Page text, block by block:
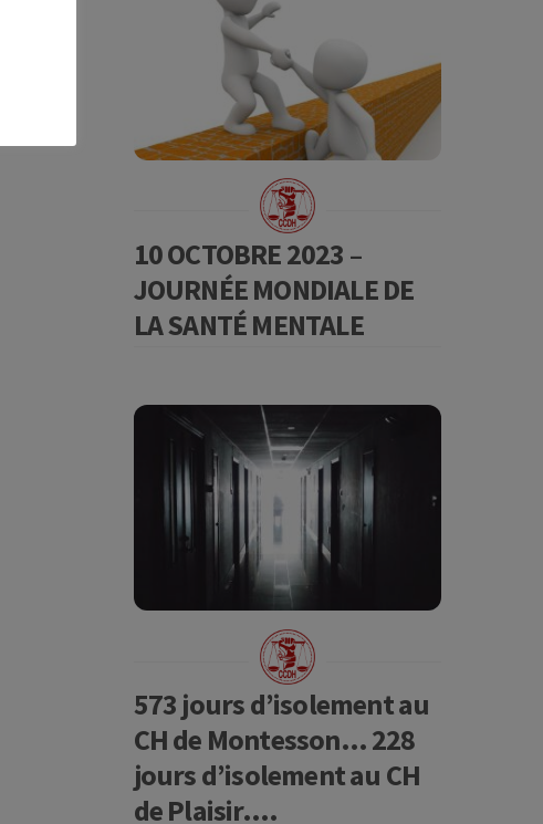
10 OCTOBRE 2023 –
JOURNÉE MONDIALE DE
LA SANTÉ MENTALE
573 jours d’isolement au
CH de Montesson… 228
jours d’isolement au CH
de Plaisir….